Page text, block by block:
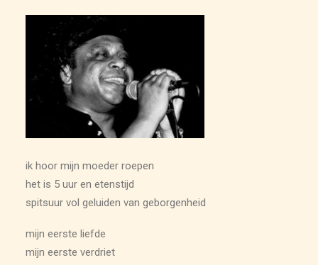
FOTO’S
TEKENINGEN
BIOGRAFIE
ik hoor mijn moeder roepen
het is 5 uur en etenstijd
spitsuur vol geluiden van geborgenheid
mijn eerste liefde
mijn eerste verdriet